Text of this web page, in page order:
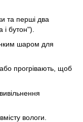
та перші два
і бутон").
шаром для
прогрівають, щоб
вологи.